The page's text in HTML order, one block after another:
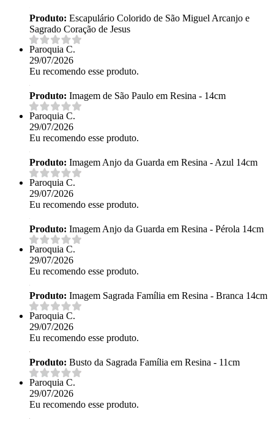
Produto: Escapulário Colorido de São Miguel Arcanjo e
Sagrado Coração de Jesus
Paroquia C.
29/07/2026
Eu recomendo esse produto.
Produto: Imagem de São Paulo em Resina - 14cm
Paroquia C.
29/07/2026
Eu recomendo esse produto.
Produto: Imagem Anjo da Guarda em Resina - Azul 14cm
Paroquia C.
29/07/2026
Eu recomendo esse produto.
Produto: Imagem Anjo da Guarda em Resina - Pérola 14cm
Paroquia C.
29/07/2026
Eu recomendo esse produto.
Produto: Imagem Sagrada Família em Resina - Branca 14cm
Paroquia C.
29/07/2026
Eu recomendo esse produto.
Produto: Busto da Sagrada Família em Resina - 11cm
Paroquia C.
29/07/2026
Eu recomendo esse produto.